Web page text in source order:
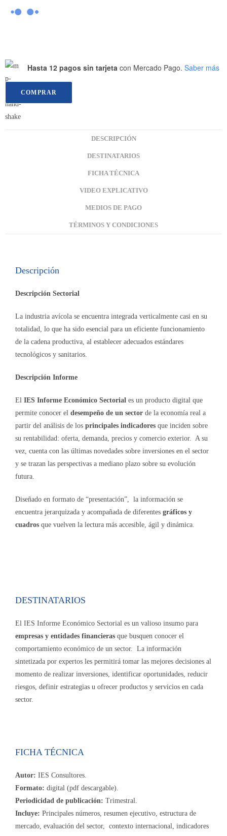
Hasta 12 pagos sin tarjeta con Mercado Pago. Saber más
COMPRAR
DESCRIPCIÓN
DESTINATARIOS
FICHA TÉCNICA
VIDEO EXPLICATIVO
MEDIOS DE PAGO
TÉRMINOS Y CONDICIONES
Descripción
Descripción Sectorial
La industria avícola se encuentra integrada verticalmente casi en su
totalidad, lo que ha sido esencial para un eficiente funcionamiento
de la cadena productiva, al establecer adecuados estándares
tecnológicos y sanitarios.
Descripción Informe
El IES Informe Económico Sectorial es un producto digital que
permite conocer el desempeño de un sector de la economía real a
partir del análisis de los principales indicadores que inciden sobre
su rentabilidad: oferta, demanda, precios y comercio exterior. A su
vez, cuenta con las últimas novedades sobre inversiones en el sector
y se trazan las perspectivas a mediano plazo sobre su evolución
futura.
Diseñado en formato de “presentación”, la información se
encuentra jerarquizada y acompañada de diferentes gráficos y
cuadros que vuelven la lectura más accesible, ágil y dinámica.
DESTINATARIOS
El IES Informe Económico Sectorial es un valioso insumo para
empresas y entidades financieras que busquen conocer el
comportamiento económico de un sector. La información
sintetizada por expertos les permitirá tomar las mejores decisiones al
momento de realizar inversiones, identificar oportunidades, reducir
riesgos, definir estrategias u ofrecer productos y servicios en cada
sector.
FICHA TÉCNICA
Autor: IES Consultores.
Formato: digital (pdf descargable).
Periodicidad de publicación: Trimestral.
Incluye: Principales números, resumen ejecutivo, estructura de
mercado, evaluación del sector, contexto internacional, indicadores